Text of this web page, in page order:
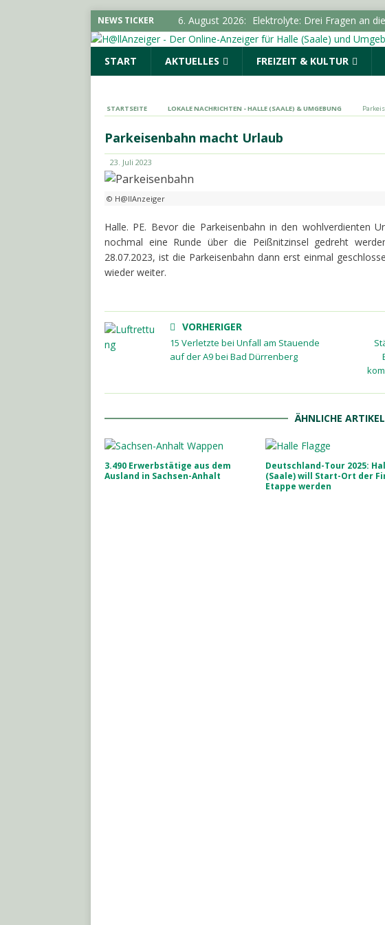
NEWS TICKER 6. August 2026: Elektrolyte: Drei Fragen an
6. August 2026: Stadt ruft zur Beteiligung am
LOKALE NACHRICHTEN - HALLE (SAALE) &
neugebauteWohngebäude in Sachsen-Anhalt
Cannabisplantage aufgefunden
Bürgermeister von Landsberg und Kabelsketal
START AKTUELLES FREIZEIT & KULTUR
STARTSEITE LOKALE NACHRICHTEN - HALLE (SAALE) & UMGEBUNG
Parkeisenbahn macht Urlaub
23. Juli 2023
© H@llAnzeiger
Halle. PE. Bevor die Parkeisenbahn in den wohlverdienten
nochmal eine Runde über die Peißnitzinsel gedreht
28.07.2023, ist die Parkeisenbahn dann erst einmal
wieder weiter.
VORHERIGER
15 Verletzte bei Unfall am Stauende
auf der A9 bei Bad Dürrenberg
ÄHNLICHE ARTIKEL
3.490 Erwerbstätige aus dem
Ausland in Sachsen-Anhalt
Deutschland-Tour 2025:
(Saale) will Start-Ort der
Etappe werden